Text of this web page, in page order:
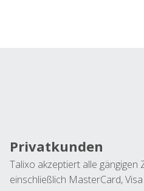
Privatkunden
Talixo akzeptiert alle gängigen
einschließlich MasterCard,